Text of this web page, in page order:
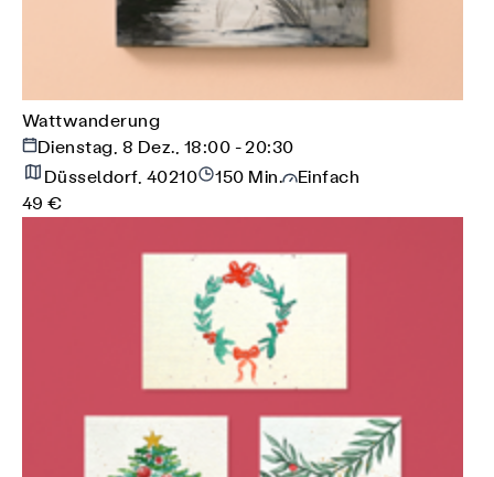
Wattwanderung
Dienstag, 8 Dez., 18:00 - 20:30
Düsseldorf, 40210
150 Min.
Einfach
49 €